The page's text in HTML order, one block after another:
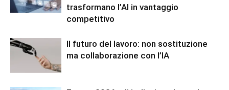
trasformano l’AI in vantaggio
competitivo
Il futuro del lavoro: non sostituzione
ma collaborazione con l’IA